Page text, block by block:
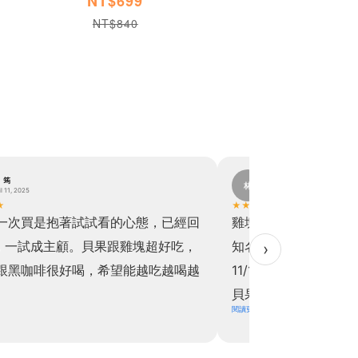
NT$840
筠
11, 2025
次買是抱著試試看的心態，已經回
試成主顧。貝果跟雞塊超好吃，
黑咖啡很好喝，希望能越吃越喝越
林
★ ★
雞塊真的超級超級超
知名速食好吃！！於
11/11直接下單買六送
貝果也是，關於飲食
上天派來讓我解饞的
閱讀更多
›